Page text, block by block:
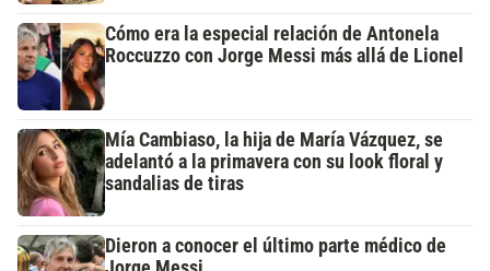
Cómo era la especial relación de Antonela
Roccuzzo con Jorge Messi más allá de Lionel
Mía Cambiaso, la hija de María Vázquez, se
adelantó a la primavera con su look floral y
sandalias de tiras
Dieron a conocer el último parte médico de